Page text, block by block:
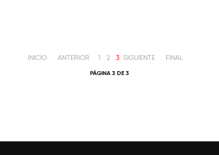
INICIO ANTERIOR 1 2 3 SIGUIENTE FINAL
PÁGINA 3 DE 3